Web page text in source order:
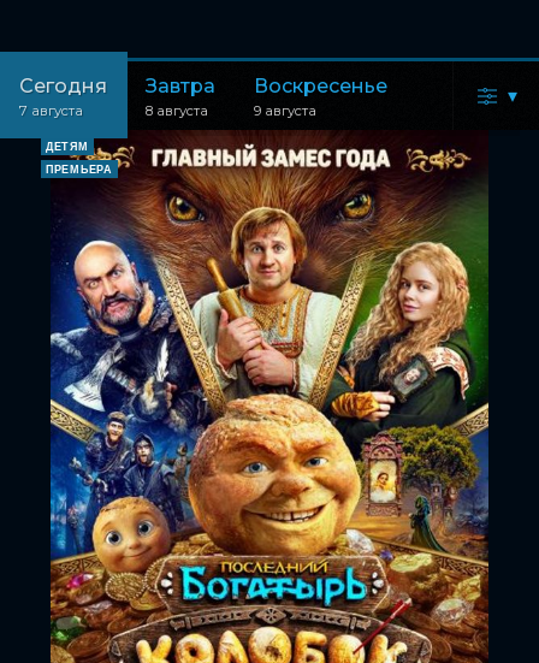
Сегодня
7 августа
Завтра
8 августа
Воскресенье
9 августа
▾
ДЕТЯМ
ПРЕМЬЕРА